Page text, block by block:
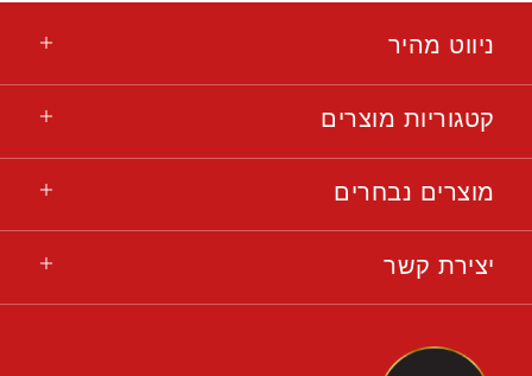
ניווט מהיר
קטגוריות מוצרים
מוצרים נבחרים
יצירת קשר